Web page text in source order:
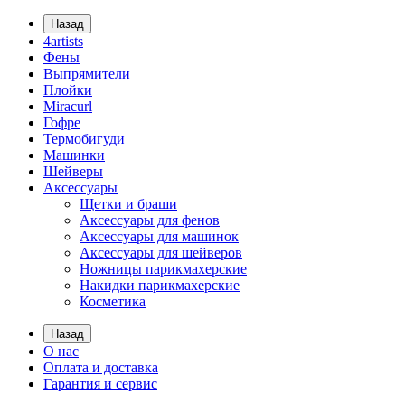
Назад
4artists
Фены
Выпрямители
Плойки
Miracurl
Гофре
Термобигуди
Машинки
Шейверы
Аксессуары
Щетки и браши
Аксессуары для фенов
Аксессуары для машинок
Аксессуары для шейверов
Ножницы парикмахерские
Накидки парикмахерские
Косметика
Назад
О нас
Оплата и доставка
Гарантия и сервис